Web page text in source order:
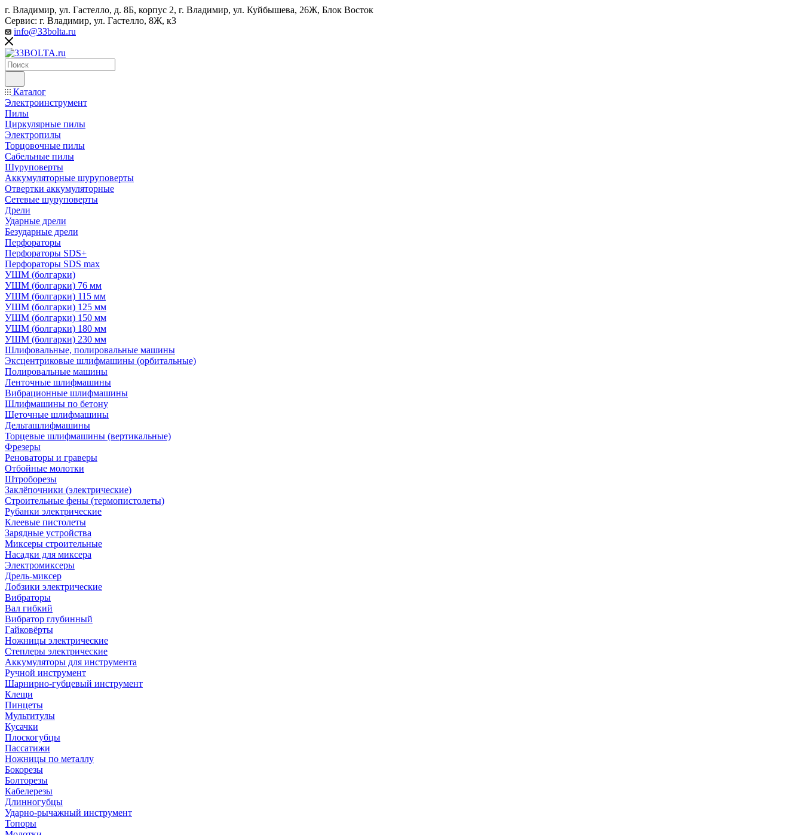
г. Владимир, ул. Гастелло, д. 8Б, корпус 2, г. Владимир, ул. ​Куйбышева, 26Ж, Блок Восток
Сервис: г. Владимир, ул. Гастелло, 8Ж, к3
info@33bolta.ru
Каталог
Электроинструмент
Пилы
Циркулярные пилы
Электропилы
Торцовочные пилы
Сабельные пилы
Шуруповерты
Аккумуляторные шуруповерты
Отвертки аккумуляторные
Сетевые шуруповерты
Дрели
Ударные дрели
Безударные дрели
Перфораторы
Перфораторы SDS+
Перфораторы SDS max
УШМ (болгарки)
УШМ (болгарки) 76 мм
УШМ (болгарки) 115 мм
УШМ (болгарки) 125 мм
УШМ (болгарки) 150 мм
УШМ (болгарки) 180 мм
УШМ (болгарки) 230 мм
Шлифовальные, полировальные машины
Эксцентриковые шлифмашины (орбитальные)
Полировальные машины
Ленточные шлифмашины
Вибрационные шлифмашины
Шлифмашины по бетону
Щеточные шлифмашины
Дельташлифмашины
Торцевые шлифмашины (вертикальные)
Фрезеры
Реноваторы и граверы
Отбойные молотки
Штроборезы
Заклёпочники (электрические)
Строительные фены (термопистолеты)
Рубанки электрические
Клеевые пистолеты
Зарядные устройства
Миксеры строительные
Насадки для миксера
Электромиксеры
Дрель-миксер
Лобзики электрические
Вибраторы
Вал гибкий
Вибратор глубинный
Гайковёрты
Ножницы электрические
Степлеры электрические
Аккумуляторы для инструмента
Ручной инструмент
Шарнирно-губцевый инструмент
Клещи
Пинцеты
Мультитулы
Кусачки
Плоскогубцы
Пассатижи
Ножницы по металлу
Бокорезы
Болторезы
Кабелерезы
Длинногубцы
Ударно-рычажный инструмент
Топоры